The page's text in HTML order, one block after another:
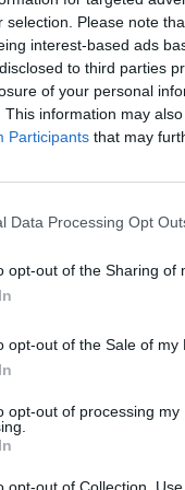
selection. Please note
interest-based ads
to third parties
of your personal
This information may
Participants that may
Data Processing Opt
opt-out of the Sharing of
opt-out of the Sale of my
opt-out of processing
Narys
malonu turet
sis zmogus
labai